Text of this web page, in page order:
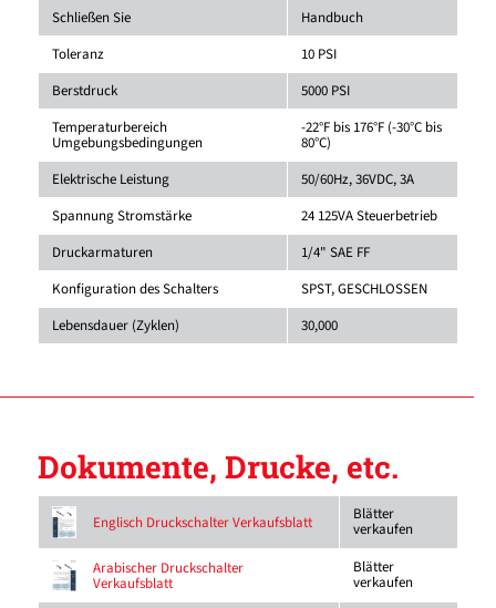
Schließen Sie
Handbuch
Toleranz
10 PSI
Berstdruck
5000 PSI
Temperaturbereich
Umgebungsbedingungen
-22°F bis 176°F (-30°C bis
80°C)
Elektrische Leistung
50/60Hz, 36VDC, 3A
Spannung Stromstärke
24 125VA Steuerbetrieb
Druckarmaturen
1/4" SAE FF
Konfiguration des Schalters
SPST, GESCHLOSSEN
Lebensdauer (Zyklen)
30,000
Dokumente, Drucke, etc.
Englisch Druckschalter Verkaufsblatt Blätter
verkaufen
Arabischer Druckschalter
Verkaufsblatt
Blätter
verkaufen